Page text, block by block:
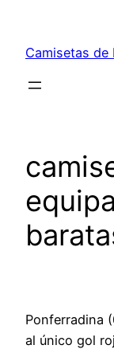
contenido
Camisetas
Ponferradina
al único gol